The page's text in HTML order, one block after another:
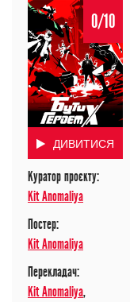
0/10
ДИВИТИСЯ
Куратор проєкту:
Kit Anomaliya
Постер:
Kit Anomaliya
Перекладач:
Kit Anomaliya,